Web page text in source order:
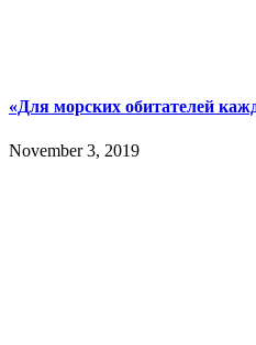
«Для морских обитателей
November 3, 2019